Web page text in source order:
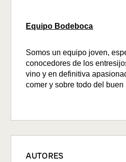
Equipo Bodeboca
Somos un equipo joven,
conocedores de los
vino y en definitiva
comer y sobre todo del buen
AUTORES